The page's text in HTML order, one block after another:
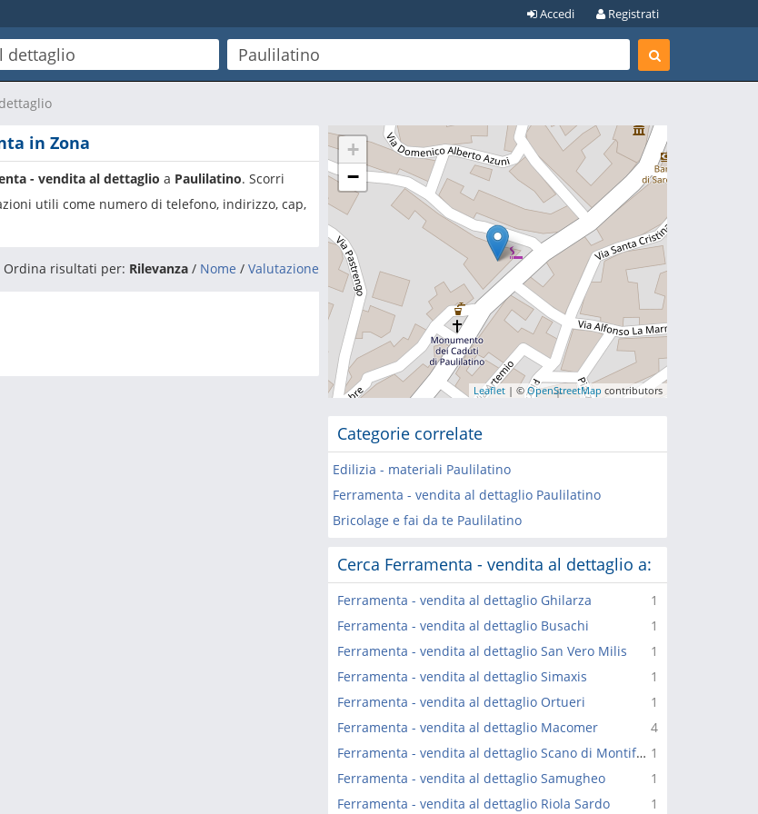
Registrati
Accedi
in Zona
- vendita al dettaglio a Paulilatino. Scorri
utili come numero di telefono, indirizzo, cap,
Ordina risultati per: Rilevanza / Nome / Valutazione
+
−
Leaflet | ©OpenStreetMap contributors
Categorie correlate
Edilizia - materiali Paulilatino
Ferramenta - vendita al dettaglio Paulilatino
Bricolage e fai da te Paulilatino
Cerca Ferramenta - vendita al dettaglio a:
1
Ferramenta - vendita al dettaglio Ghilarza
1
Ferramenta - vendita al dettaglio Busachi
1
Ferramenta - vendita al dettaglio San Vero Milis
1
Ferramenta - vendita al dettaglio Simaxis
1
Ferramenta - vendita al dettaglio Ortueri
4
Ferramenta - vendita al dettaglio Macomer
1
Ferramenta - vendita al dettaglio Scano di Montiferro
1
Ferramenta - vendita al dettaglio Samugheo
1
Ferramenta - vendita al dettaglio Riola Sardo